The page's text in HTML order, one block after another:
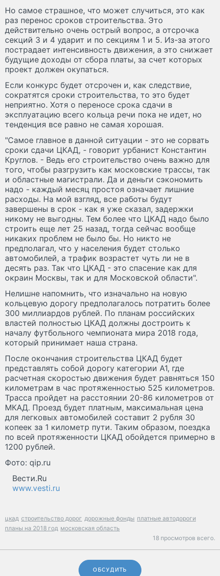
Но самое страшное, что может случиться, это как
раз перенос сроков строительства. Это
действительно очень острый вопрос, а отсрочка
секций 3 и 4 ударит и по секциям 1 и 5. Из-за этого
пострадает интенсивность движения, а это снижает
будущие доходы от сбора платы, за счет которых
проект должен окупаться.
Если конкурс будет отсрочен и, как следствие,
сократятся сроки строительства, то это будет
неприятно. Хотя о переносе срока сдачи в
эксплуатацию всего кольца речи пока не идет, но
тенденция все равно не самая хорошая.
"Самое главное в данной ситуации - это не сорвать
сроки сдачи ЦКАД, - говорит урбанист Константин
Круглов. - Ведь его строительство очень важно для
того, чтобы разгрузить как московские трассы, так
и областные магистрали. Да и деньги сэкономить
надо - каждый месяц простоя означает лишние
расходы. На мой взгляд, все работы будут
завершены в срок - как я уже сказал, задержки
никому не выгодны. Тем более что ЦКАД надо было
строить еще лет 25 назад, тогда сейчас вообще
никаких проблем не было бы. Но никто не
предполагал, что у населения будет столько
автомобилей, а трафик возрастет чуть ли не в
десять раз. Так что ЦКАД - это спасение как для
окраин Москвы, так и для Московской области".
Нелишне напомнить, что изначально на новую
кольцевую дорогу предполагалось потратить более
300 миллиардов рублей. По планам российских
властей полностью ЦКАД должны достроить к
началу футбольного чемпионата мира 2018 года,
который принимает наша страна.
После окончания строительства ЦКАД будет
представлять собой дорогу категории А1, где
расчетная скоростью движения будет равняться 150
километрам в час протяженностью 525 километров.
Трасса пройдет на расстоянии 20-86 километров от
МКАД. Проезд будет платным, максимальная цена
для легковых автомобилей составит 2 рубля 30
копеек за 1 километр пути. Таким образом, поездка
по всей протяженности ЦКАД обойдется примерно в
1200 рублей.
Фото: qip.ru
Вести.Ru
www.vesti.ru
цкад строительство дорог дорожные фонды платные автодороги
планы на 2018 год московская область
18 просмотров всего.
ОБСУДИТЬ